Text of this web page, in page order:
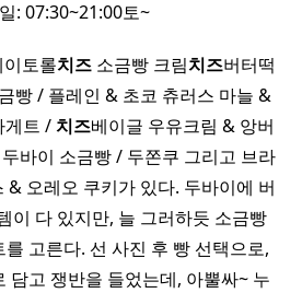
: 07:30~21:00토~
토롤치즈 소금빵 크림치즈버터떡
빵 / 플레인 & 초코 츄러스 마늘 &
게트 /치즈베이글 우유크림 & 앙버
바이 소금빵 / 두쫀쿠 그리고 브라
오레오 쿠키가 있다. 두바이에 버
이 다 있지만, 늘 그러하듯 소금빵
를 고른다. 선 사진 후 빵 선택으로,
담고 쟁반을 들었는데, 아뿔싸~ 누